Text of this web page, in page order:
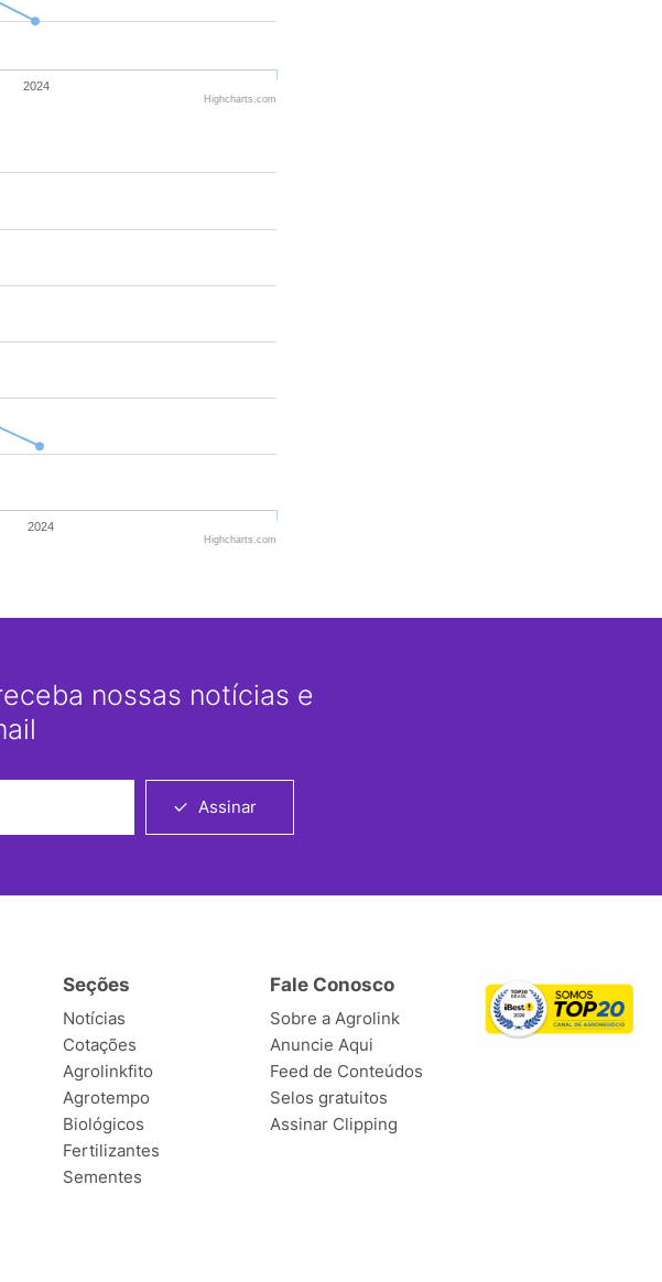
2024
Highcharts.com
2024
Highcharts.com
nossas notícias e
Assinar
Seções
Notícias
Cotações
Agrolinkfito
Agrotempo
Biológicos
Fertilizantes
Sementes
Fale Conosco
Sobre a Agrolink
Anuncie Aqui
Feed de Conteúdos
Selos gratuitos
Assinar Clipping